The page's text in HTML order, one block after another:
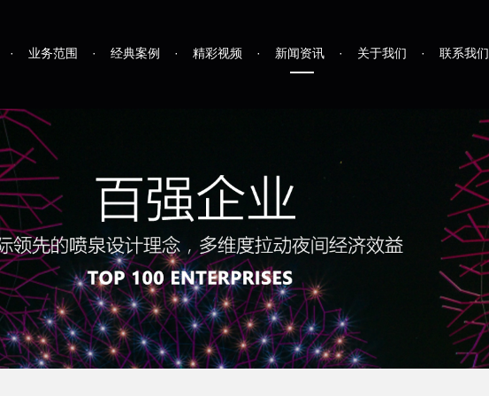
· 业务范围 · 经典案例 · 精彩视频 · 新闻资讯 · 关于我们 · 联系我们